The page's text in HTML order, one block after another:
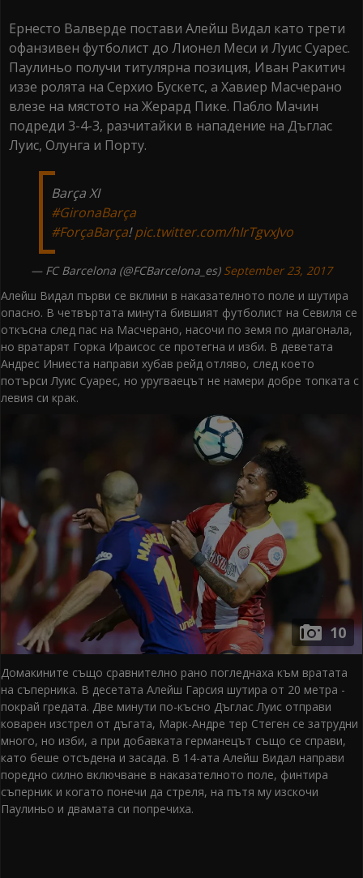
Ернесто Валверде постави Алейш Видал като трети
офанзивен футболист до Лионел Меси и Луис Суарес.
Паулиньо получи титулярна позиция, Иван Ракитич
иззе ролята на Серхио Бускетс, а Хавиер Масчерано
влезе на мястото на Жерард Пике. Пабло Мачин
подреди 3-4-3, разчитайки в нападение на Дъглас
Луис, Олунга и Порту.
Barça XI
#GironaBarça
#ForçaBarça!pic.twitter.com/hIrTgvxJvo
— FC Barcelona (@FCBarcelona_es) September 23, 2017
Алейш Видал първи се вклини в наказателното поле и шутира
опасно. В четвъртата минута бившият футболист на Севиля се
откъсна след пас на Масчерано, насочи по земя по диагонала,
но вратарят Горка Ираисос се протегна и изби. В деветата
Андрес Иниеста направи хубав рейд отляво, след което
потърси Луис Суарес, но уругваецът не намери добре топката с
левия си крак.
10
Домакините също сравнително рано погледнаха към вратата
на съперника. В десетата Алейш Гарсия шутира от 20 метра -
покрай гредата. Две минути по-късно Дъглас Луис отправи
коварен изстрел от дъгата, Марк-Андре тер Стеген се затрудни
много, но изби, а при добавката германецът също се справи,
като беше отсъдена и засада. В 14-ата Алейш Видал направи
поредно силно включване в наказателното поле, финтира
съперник и когато понечи да стреля, на пътя му изскочи
Паулиньо и двамата си попречиха.